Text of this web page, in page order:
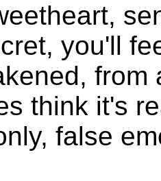
you'll
from
think it's
false